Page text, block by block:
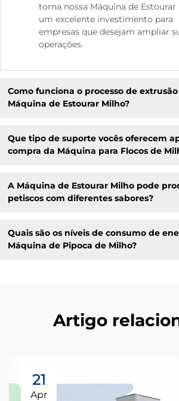
torna nossa Máquina de Estourar
um excelente investimento para
empresas que desejam ampliar
operações.
Como funciona o processo de
Máquina de Estourar Milho?
Que tipo de suporte vocês oferecem
compra da Máquina para Flocos de
A Máquina de Estourar Milho pode
petiscos com diferentes sabores?
Quais são os níveis de consumo de
Máquina de Pipoca de Milho?
Artigo
21
Apr